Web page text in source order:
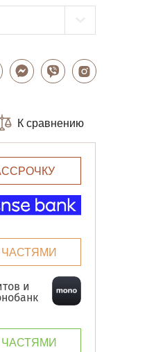
К сравнению
и